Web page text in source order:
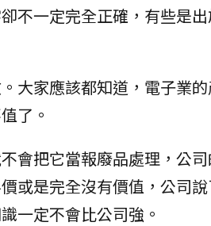
不一定完全正確，有些是
大家應該都知道，電子業
了。
會把它當報廢品處理，公
或是完全沒有價值，公司
一定不會比公司強。